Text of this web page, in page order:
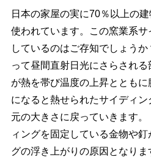
日本の家屋の実に70％以上の
使われています。この窯業系
しているのはご存知でしょう
って昼間直射日光にさらされ
が熱を帯び温度の上昇ととも
になると熱せられたサイディ
元の大きさに戻っていきます
ィングを固定している金物や
グの浮き上がりの原因となり